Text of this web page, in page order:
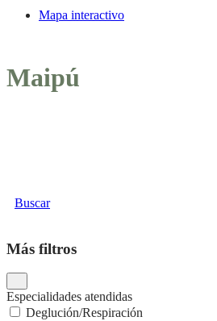
Mapa interactivo
Maipú
Buscar
Más filtros
Especialidades atendidas
Deglución/Respiración